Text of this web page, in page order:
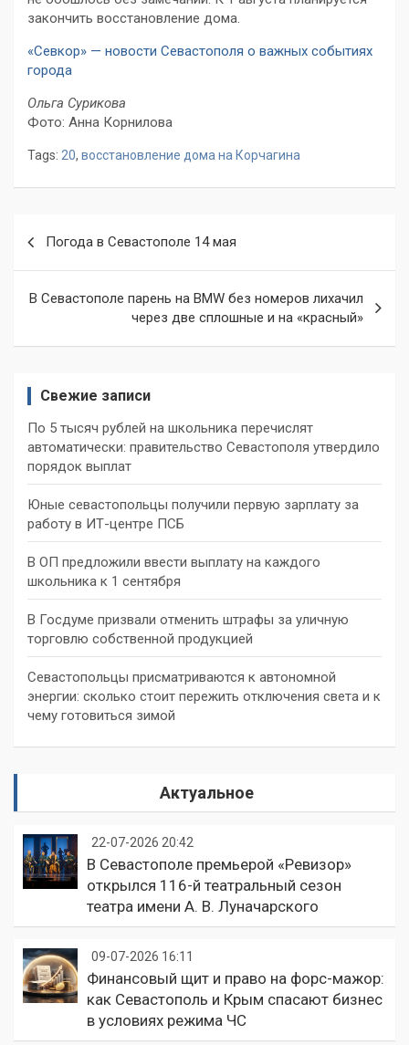
закончить восстановление дома.
«Севкор» — новости Севастополя о важных событиях
города
Ольга Сурикова
Фото: Анна Корнилова
Tags: 20, восстановление дома на Корчагина
записям
Погода в Севастополе 14 мая
В Севастополе парень на BMW без номеров лихачил
через две сплошные и на «красный»
Свежие записи
По 5 тысяч рублей на школьника перечислят
автоматически: правительство Севастополя утвердило
порядок выплат
Юные севастопольцы получили первую зарплату за
работу в ИТ-центре ПСБ
В ОП предложили ввести выплату на каждого
школьника к 1 сентября
В Госдуме призвали отменить штрафы за уличную
торговлю собственной продукцией
Севастопольцы присматриваются к автономной
энергии: сколько стоит пережить отключения света и к
чему готовиться зимой
Актуальное
22-07-2026 20:42
В Севастополе премьерой «Ревизор»
открылся 116-й театральный сезон
театра имени А. В. Луначарского
09-07-2026 16:11
Финансовый щит и право на форс-мажор:
как Севастополь и Крым спасают бизнес
в условиях режима ЧС